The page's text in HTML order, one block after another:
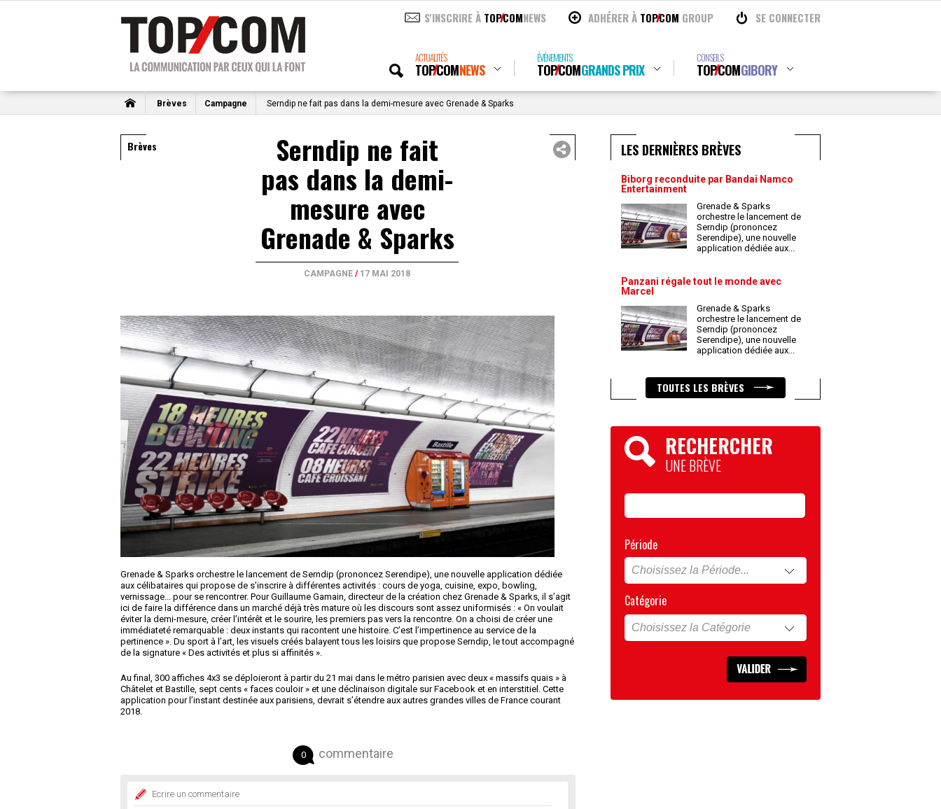
S'INSCRIRE À TOPCOMNEWS ADHÉRER À TOPCOM GROUP SE CONNECTER
ACTUALITÉS
TOPCOMNEWS
ÉVÉNEMENTS
TOPCOMGRANDS PRIX
CONSEILS
TOPCOMGIBORY
Brèves Campagne Serndip ne fait pas dans la demi-mesure avec Grenade & Sparks
Brèves Serndip ne fait
pas dans la demi-
mesure avec
Grenade & Sparks
CAMPAGNE / 17 MAI 2018
Grenade & Sparks orchestre le lancement de Serndip (prononcez Serendipe), une nouvelle application dédiée
aux célibataires qui propose de s’inscrire à différentes activités : cours de yoga, cuisine, expo, bowling,
vernissage… pour se rencontrer. Pour Guillaume Gamain, directeur de la création chez Grenade & Sparks, il s’agit
ici de faire la différence dans un marché déjà très mature où les discours sont assez uniformisés : « On voulait
éviter la demi-mesure, créer l’intérêt et le sourire, les premiers pas vers la rencontre. On a choisi de créer une
immédiateté remarquable : deux instants qui racontent une histoire. C’est l’impertinence au service de la
pertinence ». Du sport à l’art, les visuels créés balayent tous les loisirs que propose Serndip, le tout accompagné
de la signature « Des activités et plus si affinités ».
Au final, 300 affiches 4x3 se déploieront à partir du 21 mai dans le métro parisien avec deux « massifs quais » à
Châtelet et Bastille, sept cents « faces couloir » et une déclinaison digitale sur Facebook et en interstitiel. Cette
application pour l’instant destinée aux parisiens, devrait s’étendre aux autres grandes villes de France courant
2018.
0 commentaire
Ecrire un commentaire
LES DERNIÈRES BRÈVES
Biborg reconduite par Bandai Namco
Entertainment
Grenade & Sparks
orchestre le lancement de
Serndip (prononcez
Serendipe), une nouvelle
application dédiée aux...
Panzani régale tout le monde avec
Marcel
Grenade & Sparks
orchestre le lancement de
Serndip (prononcez
Serendipe), une nouvelle
application dédiée aux...
TOUTES LES BRÈVES
RECHERCHER
UNE BRÈVE
Période
Catégorie